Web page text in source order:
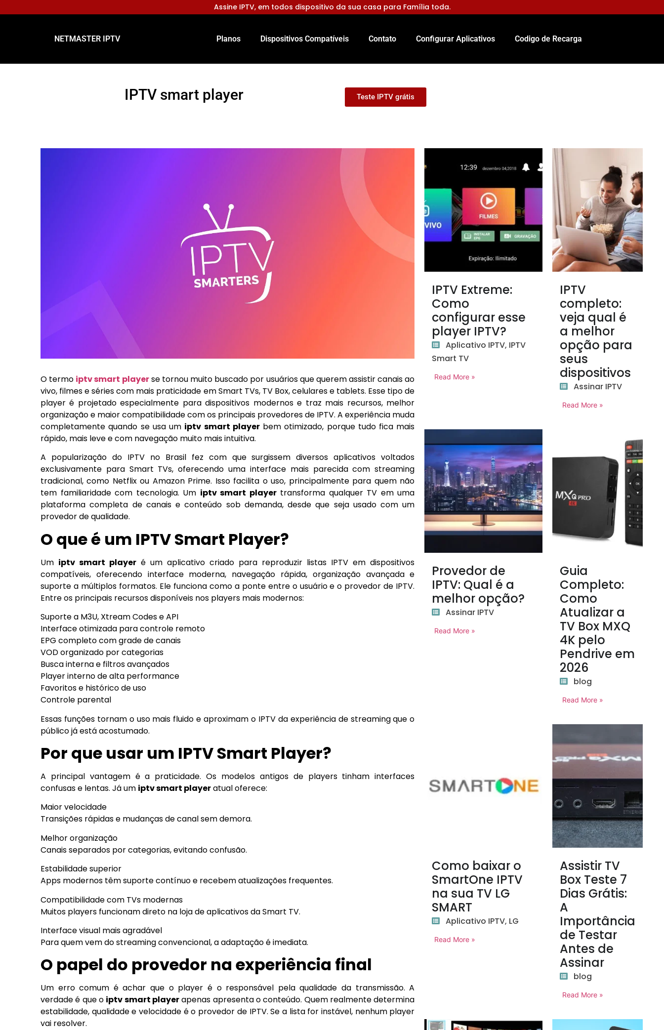
Assine IPTV, em todos dispositivo da sua casa para Família toda.
NETMASTER IPTV Planos Dispositivos Compatíveis Contato Configurar Aplicativos Codigo de Recarga
IPTV smart player Teste IPTV grátis
O termo iptv smart playerse tornou muito buscado por usuários que querem assistir canais ao
vivo, filmes e séries com mais praticidade em Smart TVs, TV Box, celulares e tablets. Esse tipo de
player é projetado especialmente para dispositivos modernos e traz mais recursos, melhor
organização e maior compatibilidade com os principais provedores de IPTV. A experiência muda
completamente quando se usa um iptv smart playerbem otimizado, porque tudo fica mais
rápido, mais leve e com navegação muito mais intuitiva.
A popularização do IPTV no Brasil fez com que surgissem diversos aplicativos voltados
exclusivamente para Smart TVs, oferecendo uma interface mais parecida com streaming
tradicional, como Netflix ou Amazon Prime. Isso facilita o uso, principalmente para quem não
tem familiaridade com tecnologia. Um iptv smart playertransforma qualquer TV em uma
plataforma completa de canais e conteúdo sob demanda, desde que seja usado com um
provedor de qualidade.
O que é um IPTV Smart Player?
Um iptv smart player é um aplicativo criado para reproduzir listas IPTV em dispositivos
compatíveis, oferecendo interface moderna, navegação rápida, organização avançada e
suporte a múltiplos formatos. Ele funciona como a ponte entre o usuário e o provedor de IPTV.
Entre os principais recursos disponíveis nos players mais modernos:
Suporte a M3U, Xtream Codes e API
Interface otimizada para controle remoto
EPG completo com grade de canais
VOD organizado por categorias
Busca interna e filtros avançados
Player interno de alta performance
Favoritos e histórico de uso
Controle parental
Essas funções tornam o uso mais fluido e aproximam o IPTV da experiência de streaming que o
público já está acostumado.
Por que usar um IPTV Smart Player?
A principal vantagem é a praticidade. Os modelos antigos de players tinham interfaces
confusas e lentas. Já um iptv smart playeratual oferece:
Maior velocidade
Transições rápidas e mudanças de canal sem demora.
Melhor organização
Canais separados por categorias, evitando confusão.
Estabilidade superior
Apps modernos têm suporte contínuo e recebem atualizações frequentes.
Compatibilidade com TVs modernas
Muitos players funcionam direto na loja de aplicativos da Smart TV.
Interface visual mais agradável
Para quem vem do streaming convencional, a adaptação é imediata.
O papel do provedor na experiência final
Um erro comum é achar que o player é o responsável pela qualidade da transmissão. A
verdade é que o iptv smart playerapenas apresenta o conteúdo. Quem realmente determina
estabilidade, qualidade e velocidade é o provedor de IPTV. Se a lista for instável, nenhum player
vai resolver.
IPTV Extreme:
Como
configurar esse
player IPTV?
Aplicativo IPTV, IPTV
Smart TV
Read More »
IPTV
completo:
veja qual é
a melhor
opção para
seus
dispositivos
Assinar IPTV
Read More »
Provedor de
IPTV: Qual é a
melhor opção?
Assinar IPTV
Read More »
Guia
Completo:
Como
Atualizar a
TV Box MXQ
4K pelo
Pendrive em
2026
blog
Read More »
Como baixar o
SmartOne IPTV
na sua TV LG
SMART
Aplicativo IPTV, LG
Read More »
Assistir TV
Box Teste 7
Dias Grátis:
A
Importância
de Testar
Antes de
Assinar
blog
Read More »